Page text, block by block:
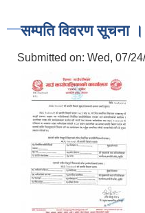
सम्पति विवरण सूचना ।
Submitted on: Wed, 07/